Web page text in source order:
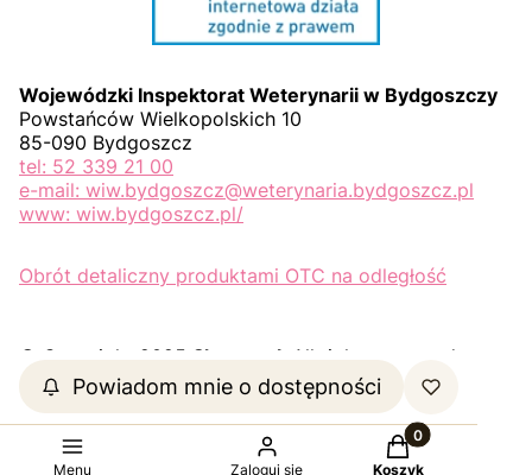
Wojewódzki Inspektorat Weterynarii w Bydgoszczy
Powstańców Wielkopolskich 10
85-090 Bydgoszcz
tel: 52 339 21 00
e-mail: wiw.bydgoszcz@weterynaria.bydgoszcz.pl
www: wiw.bydgoszcz.pl/
Obrót detaliczny produktami OTC na odległość
© Copyright 2025Shoper.pl. All rights reserved.
Sklep internetowyShoper Premium
Powiadom mnie o dostępności
Menu Zaloguj się
Produkty w
Koszyk